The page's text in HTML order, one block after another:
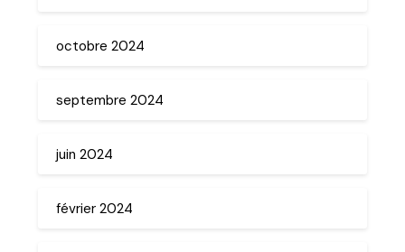
octobre 2024
septembre 2024
juin 2024
février 2024